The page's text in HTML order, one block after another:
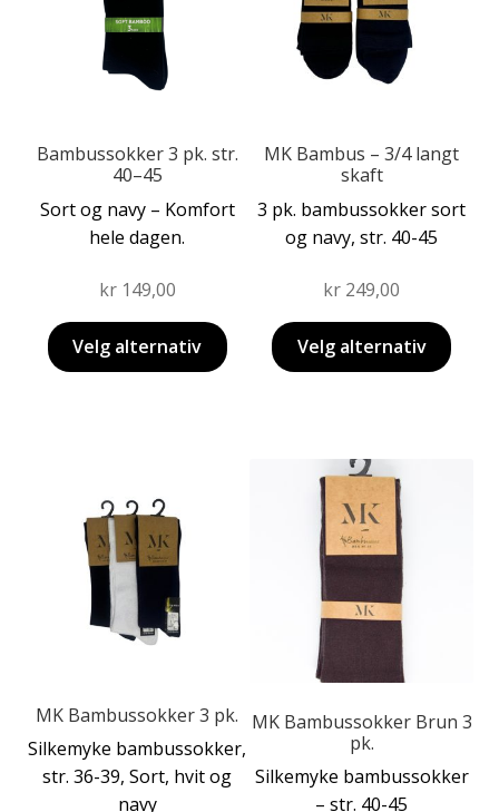
Bambussokker 3 pk. str.
40–45
Sort og navy – Komfort
hele dagen.
kr149,00
Velg alternativ
varianter.
Alternativene
kan
velges
produktsiden
MK Bambus – 3/4 langt
skaft
3 pk. bambussokker sort
og navy, str. 40-45
kr 249,00
Velg alternativ
varianter.
Alternativene
kan
produktsiden
MK Bambussokker 3 pk.
Silkemyke bambussokker,
str. 36-39, Sort, hvit og
navy
produktet
har
flere
varianter.
Alternativene
kan
produktsiden
MK Bambussokker Brun 3
pk.
Silkemyke bambussokker
– str. 40-45
Dette
produktet
har
flere
varianter.
Alternativene
velges
produktsiden